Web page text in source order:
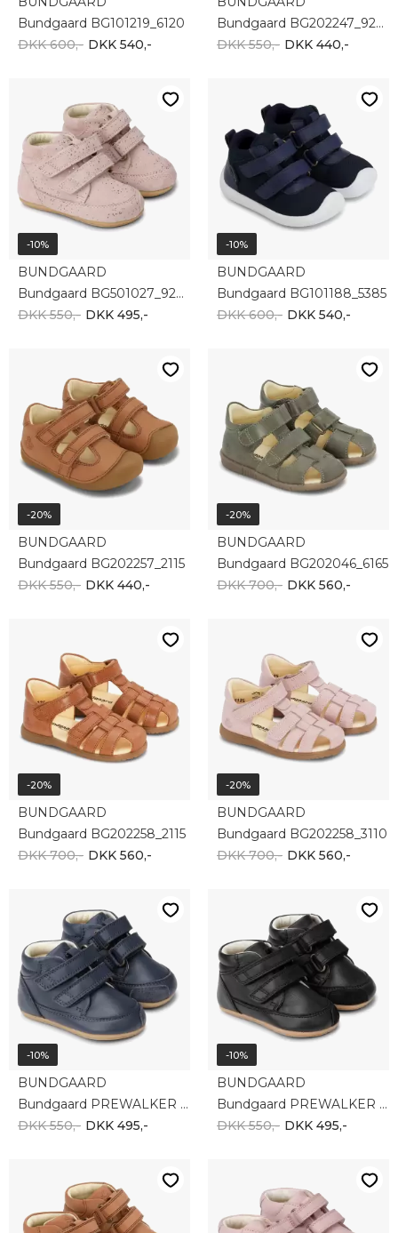
Bundgaard BG101219_6120
DKK 600,- DKK 540,-
Bundgaard BG202247_9203
DKK 550,- DKK 440,-
-10%
BUNDGAARD
Bundgaard BG501027_9203
DKK 550,- DKK 495,-
-10%
BUNDGAARD
Bundgaard BG101188_5385
DKK 600,- DKK 540,-
-20%
BUNDGAARD
Bundgaard BG202257_2115
DKK 550,- DKK 440,-
-20%
BUNDGAARD
Bundgaard BG202046_6165
DKK 700,- DKK 560,-
-20%
BUNDGAARD
Bundgaard BG202258_2115
DKK 700,- DKK 560,-
-20%
BUNDGAARD
Bundgaard BG202258_3110
DKK 700,- DKK 560,-
-10%
BUNDGAARD
Bundgaard PREWALKER BG501024-5185
DKK 550,- DKK 495,-
-10%
BUNDGAARD
Bundgaard PREWALKER BG501024-1199
DKK 550,- DKK 495,-